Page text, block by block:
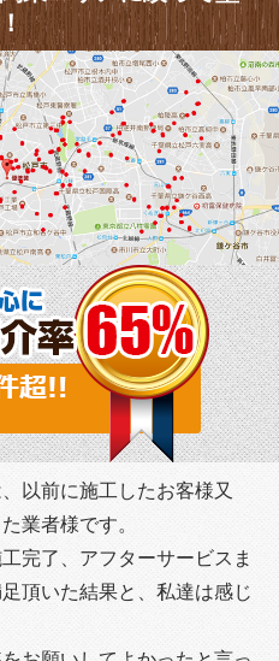
以前に施工したお客様又
業者様です。
完了、アフターサービスま
頂いた結果と、私達は感じ